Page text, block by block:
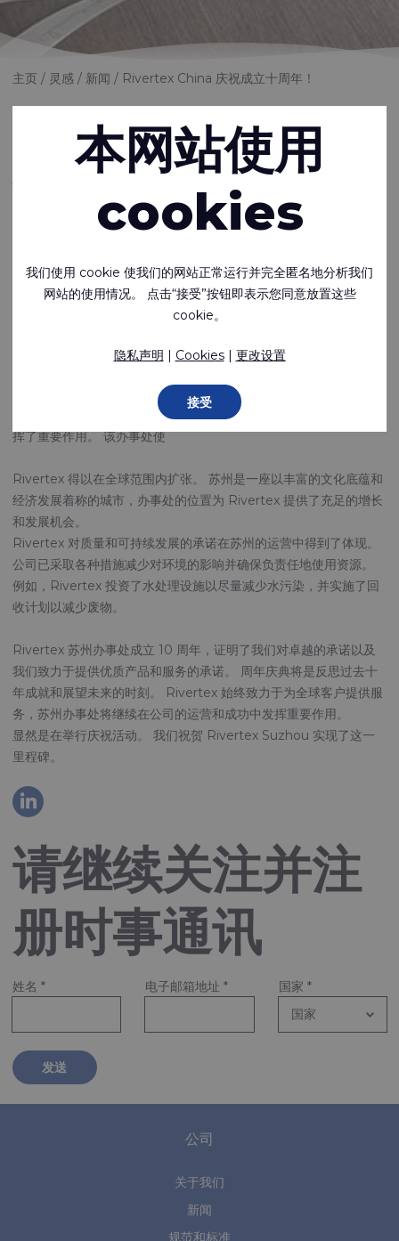
主页 灵感 新闻 Rivertex China 庆祝成立十周年！
Rivertex China 庆
祝成立十周年！
Rivertex 是一家全球性纺织公司，专门生产和分销适用于各种应用
中国苏州。 本月，Rivertex 苏州办事处庆祝成立 10 周年，这对公
司来说是一个重要的里程碑。
已成为中国纺织工业的重要参与者。 该办公室配备了最先进的设施
Rivertex 在中国和亚太地区的生产和商业运营中心。
在过去的 10 年里，苏州 Rivertex 办事处在公司的成长和成功中发
挥了重要作用。 该办事处使
Rivertex 得以在全球范围内扩张。 苏州是一座以丰富的文化底蕴和
经济发展着称的城市，办事处的位置为 Rivertex 提供了充足的增长
和发展机会。
Rivertex 对质量和可持续发展的承诺在苏州的运营中得到了体现。
公司已采取各种措施减少对环境的影响并确保负责任地使用资源。
例如，Rivertex 投资了水处理设施以尽量减少水污染，并实施了回
收计划以减少废物。
Rivertex 苏州办事处成立 10 周年，证明了我们对卓越的承诺以及
我们致力于提供优质产品和服务的承诺。 周年庆典将是反思过去十
年成就和展望未来的时刻。 Rivertex 始终致力于为全球客户提供服
务，苏州办事处将继续在公司的运营和成功中发挥重要作用。
显然是在举行庆祝活动。 我们祝贺 Rivertex Suzhou 实现了这一
里程碑。
请继续关注并注
册时事通讯
姓名 * 电子邮箱地址 * 国家 *
发送
公司
关于我们
新闻
规范和标准
本网站使用
cookies
我们使用 cookie 使我们的网站正常运行并完全匿名地分析我们
网站的使用情况。 点击“接受”按钮即表示您同意放置这些
cookie。
隐私声明 | Cookies| 更改设置
接受